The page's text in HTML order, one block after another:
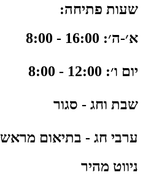
שעות פתיחה:
א׳-ה׳: 16:00 - 8:00
יום ו׳: 12:00 - 8:00
שבת וחג - סגור
ערבי חג - בתיאום מראש
ניווט מהיר